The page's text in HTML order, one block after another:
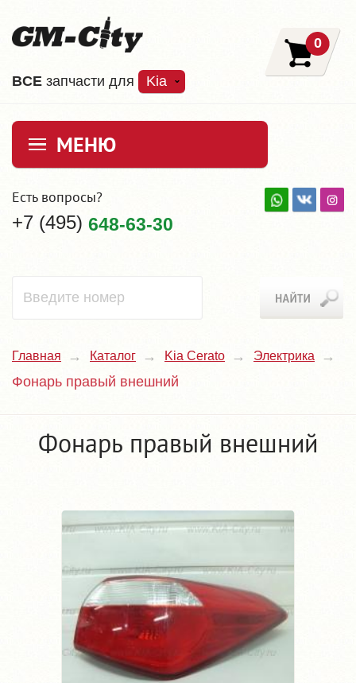
ВCE запчасти для Kia
0
МЕНЮ
Есть вопросы?
+7 (495) 648-63-30
Главная Каталог Kia Cerato Электрика
Фонарь правый внешний
Фонарь правый внешний